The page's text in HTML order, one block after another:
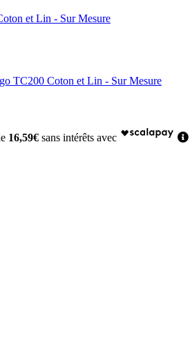
et Lin - Sur Mesure
TC200 Coton et Lin - Sur Mesure
16,59€ sans intérêts avec